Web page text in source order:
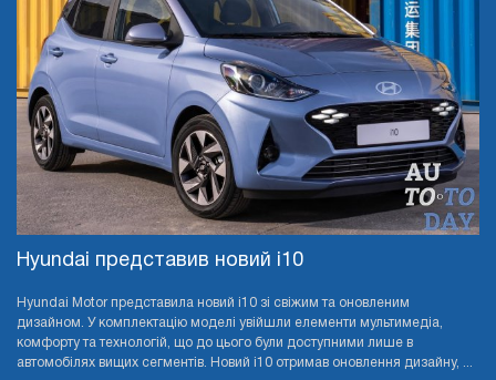
Hyundai представив новий i10
Hyundai Motor представила новий i10 зі свіжим та оновленим
дизайном. У комплектацію моделі увійшли елементи мультимедіа,
комфорту та технологій, що до цього були доступними лише в
автомобілях вищих сегментів. Новий i10 отримав оновлення дизайну, ...